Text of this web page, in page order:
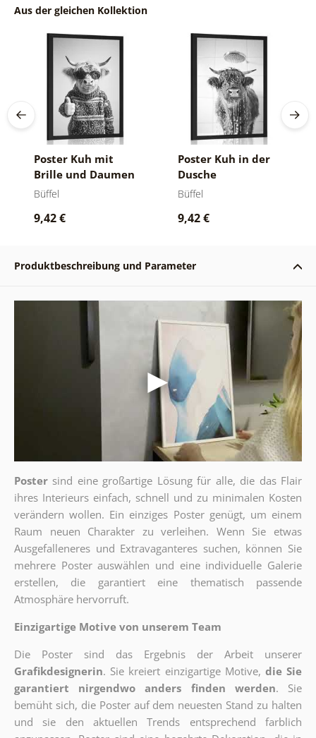
Aus der gleichen Kollektion
Poster Kuh mit
Brille und Daumen
hoch
Büffel
9,42 €
Poster Kuh in der
Dusche
Büffel
9,42 €
Produktbeschreibung und Parameter
Poster sind eine großartige Lösung für alle, die das Flair
ihres Interieurs einfach, schnell und zu minimalen Kosten
verändern wollen. Ein einziges Poster genügt, um einem
Raum neuen Charakter zu verleihen. Wenn Sie etwas
Ausgefalleneres und Extravaganteres suchen, können Sie
mehrere Poster auswählen und eine individuelle Galerie
erstellen, die garantiert eine thematisch passende
Atmosphäre hervorruft.
Einzigartige Motive von unserem Team
Die Poster sind das Ergebnis der Arbeit unserer
Grafikdesignerin. Sie kreiert einzigartige Motive, die Sie
garantiert nirgendwo anders finden werden. Sie
bemüht sich, die Poster auf dem neuesten Stand zu halten
und sie den aktuellen Trends entsprechend farblich